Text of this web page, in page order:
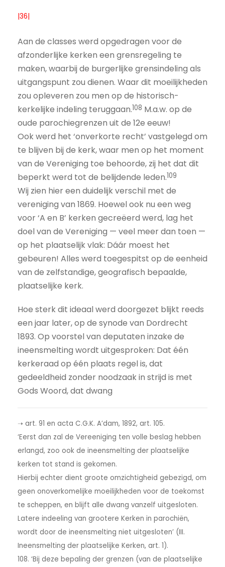
|36|
Aan de classes werd opgedragen voor de
afzonderlijke kerken een grensregeling te
maken, waarbij de burgerlijke grensindeling als
uitgangspunt zou dienen. Waar dit moeilijkheden
zou opleveren zou men op de historisch-
kerkelijke indeling teruggaan.108 M.a.w. op de
oude parochiegrenzen uit de 12e eeuw!
Ook werd het ‘onverkorte recht’ vastgelegd om
te blijven bij de kerk, waar men op het moment
van de Vereniging toe behoorde, zij het dat dit
beperkt werd tot de belijdende leden.109
Wij zien hier een duidelijk verschil met de
vereniging van 1869. Hoewel ook nu een weg
voor ‘A en B’ kerken gecreëerd werd, lag het
doel van de Vereniging — veel meer dan toen —
op het plaatselijk vlak: Dáár moest het
gebeuren! Alles werd toegespitst op de eenheid
van de zelfstandige, geografisch bepaalde,
plaatselijke kerk.
Hoe sterk dit ideaal werd doorgezet blijkt reeds
een jaar later, op de synode van Dordrecht
1893. Op voorstel van deputaten inzake de
ineensmelting wordt uitgesproken: Dat één
kerkeraad op één plaats regel is, dat
gedeeldheid zonder noodzaak in strijd is met
Gods Woord, dat dwang
➝ art. 91 en acta C.G.K. A’dam, 1892, art. 105.
‘Eerst dan zal de Vereeniging ten volle beslag hebben
erlangd, zoo ook de ineensmelting der plaatselijke
kerken tot stand is gekomen.
Hierbij echter dient groote omzichtigheid gebezigd, om
geen onoverkomelijke moeilijkheden voor de toekomst
te scheppen, en blijft alle dwang vanzelf uitgesloten.
Latere indeeling van grootere Kerken in parochiën,
wordt door de ineensmelting niet uitgesloten’ (III.
Ineensmelting der plaatselijke Kerken, art. 1).
108. ‘Bij deze bepaling der grenzen (van de plaatselijke